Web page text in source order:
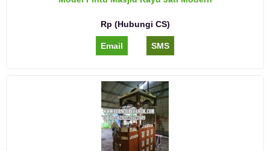
Rp (Hubungi CS)
Email SMS